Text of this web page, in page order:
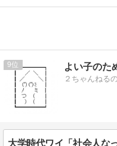
9 よい子のた
２ちゃんねる